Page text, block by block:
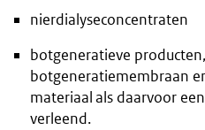
nierdialyseconcentraten
botgeneratieve
botgeneratiemembraan
materiaal als daarvoor
verleend.